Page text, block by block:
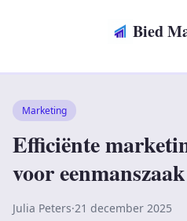
Bied
Marketing
Efficiënte
voor
Julia Peters·21 december 2025